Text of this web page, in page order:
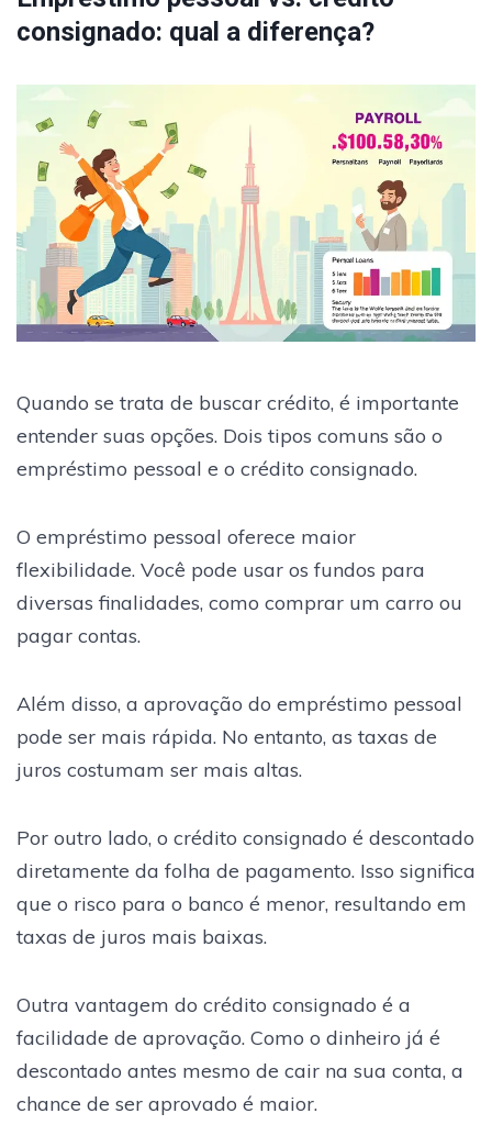
consignado: qual a diferença?
Quando se trata de buscar crédito, é importante
entender suas opções. Dois tipos comuns são o
empréstimo pessoal e o crédito consignado.
O empréstimo pessoal oferece maior
flexibilidade. Você pode usar os fundos para
diversas finalidades, como comprar um carro ou
pagar contas.
Além disso, a aprovação do empréstimo pessoal
pode ser mais rápida. No entanto, as taxas de
juros costumam ser mais altas.
Por outro lado, o crédito consignado é descontado
diretamente da folha de pagamento. Isso significa
que o risco para o banco é menor, resultando em
taxas de juros mais baixas.
Outra vantagem do crédito consignado é a
facilidade de aprovação. Como o dinheiro já é
descontado antes mesmo de cair na sua conta, a
chance de ser aprovado é maior.